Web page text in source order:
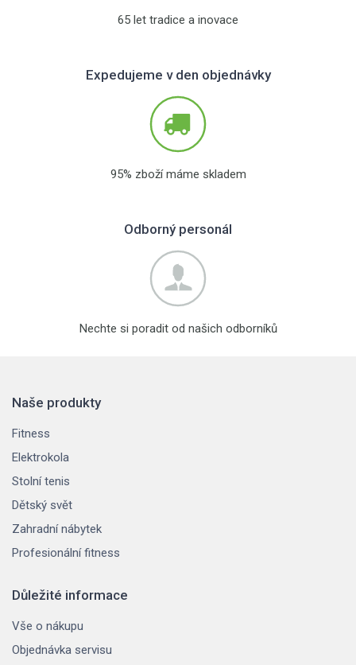
65 let tradice a inovace
Expedujeme v den objednávky
95% zboží máme skladem
Odborný personál
Nechte si poradit od našich odborníků
Naše produkty
Fitness
Elektrokola
Stolní tenis
Dětský svět
Zahradní nábytek
Profesionální fitness
Důležité informace
Vše o nákupu
Objednávka servisu